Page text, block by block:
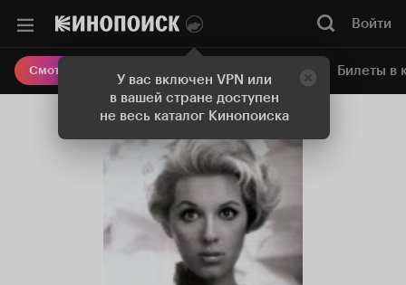
У вас включен VPN или
в вашей стране доступен
не весь каталог Кинопоиска
Войти
Смотреть кино Онлайн-кинотеатр Билеты в